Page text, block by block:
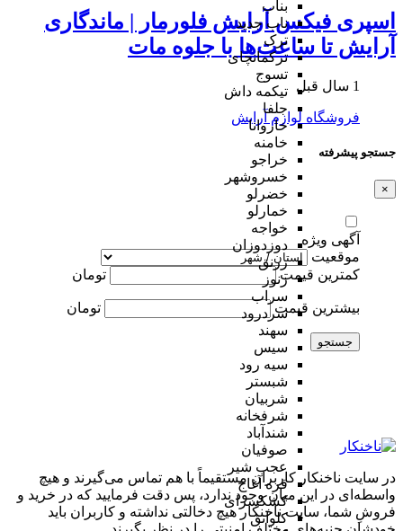
بناب
ناب جدید
ترک
ترکمانچای
تسوج
تیکمه داش
جلفا
خاروانا
خامنه
خراجو
خسروشهر
خضرلو
خمارلو
خواجه
دوزدوزان
زرنق
زنوز
سراب
سردرود
سهند
سیس
سیه رود
شبستر
شربیان
شرفخانه
شندآباد
صوفیان
عجب شیر
قره آغاج
کشکسرای
کلوانق
اسپری فیکس آرایش فلورمار | ماندگاری
آرایش تا ساعت‌ها با جلوه مات
1 سال قبل
فروشگاه لوازم آرایش
جستجو پیشرفته
×
آگهی ویژه
موقعیت
کمترین قیمت
تومان
بیشترین قیمت تومان
جستجو
در سایت ناخنکار کاربران مستقیماً با هم تماس می‌گیرند و هیچ
واسطه‌ای در این میان وجود ندارد، پس دقت فرمایید که در خرید و
فروشِ شما، سایت ناخنکار هیچ دخالتی نداشته و کاربران باید